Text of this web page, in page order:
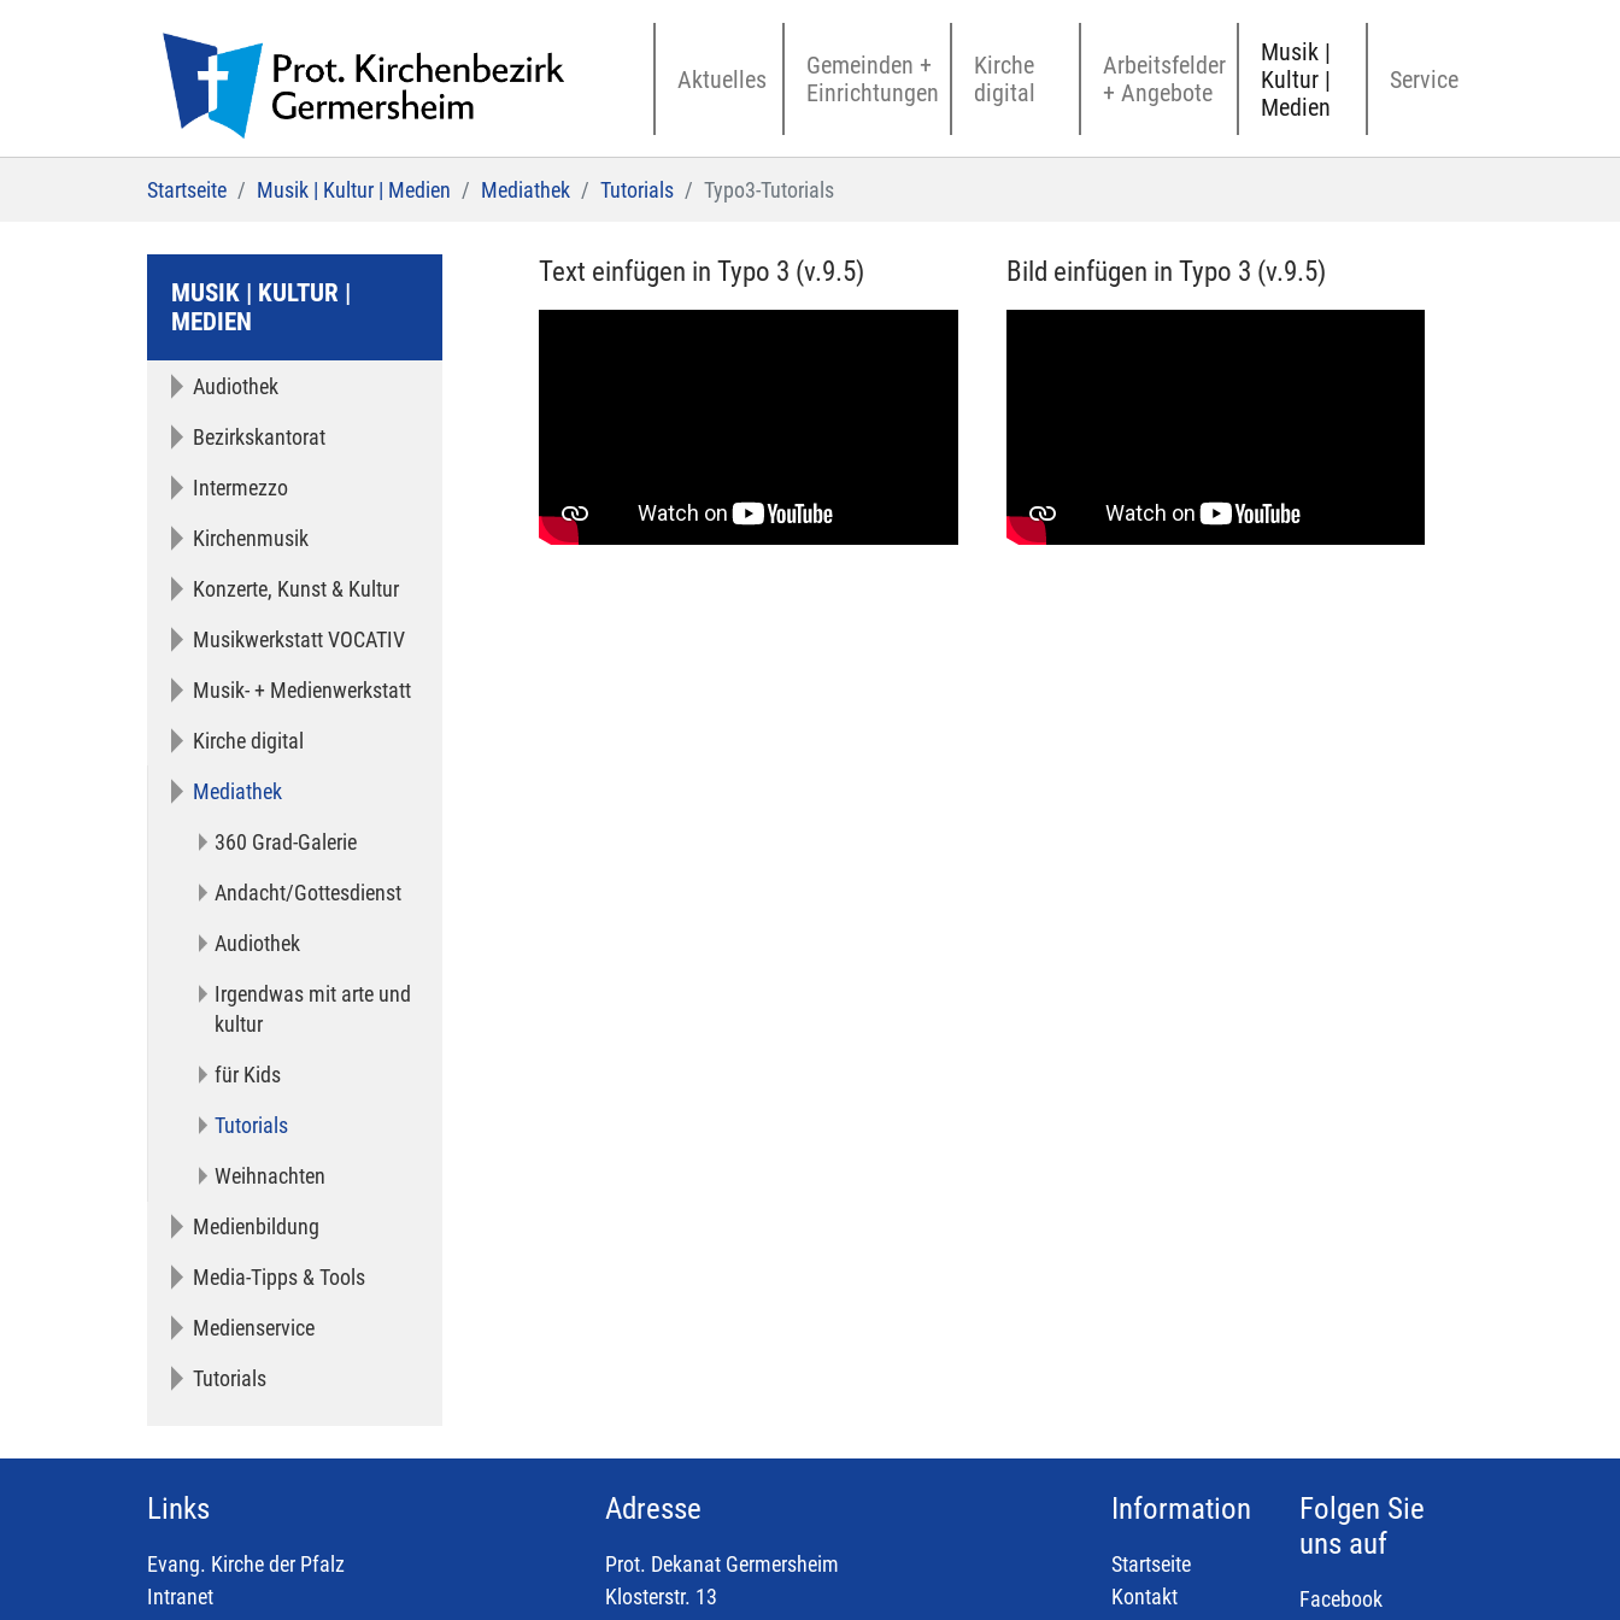
Aktuelles
Gemeinden +
Einrichtungen
Kirche
digital
Arbeitsfelder
+ Angebote
Musik |
Kultur |
Medien
Service
Startseite Musik | Kultur | Medien Mediathek Tutorials Typo3-Tutorials
MUSIK | KULTUR |
MEDIEN
Audiothek
Bezirkskantorat
Intermezzo
Kirchenmusik
Konzerte, Kunst & Kultur
Musikwerkstatt VOCATIV
Musik- + Medienwerkstatt
Kirche digital
Mediathek
360 Grad-Galerie
Andacht/Gottesdienst
Audiothek
Irgendwas mit arte und
kultur
für Kids
Tutorials
Weihnachten
Medienbildung
Media-Tipps & Tools
Medienservice
Tutorials
Text einfügen in Typo 3 (v.9.5) Bild einfügen in Typo 3 (v.9.5)
Links
Evang. Kirche der Pfalz
Intranet
Adresse
Prot. Dekanat Germersheim
Klosterstr. 13
Information
Startseite
Kontakt
Folgen Sie
uns auf
Facebook